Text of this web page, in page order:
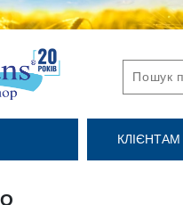
КЛІЄНТАМ